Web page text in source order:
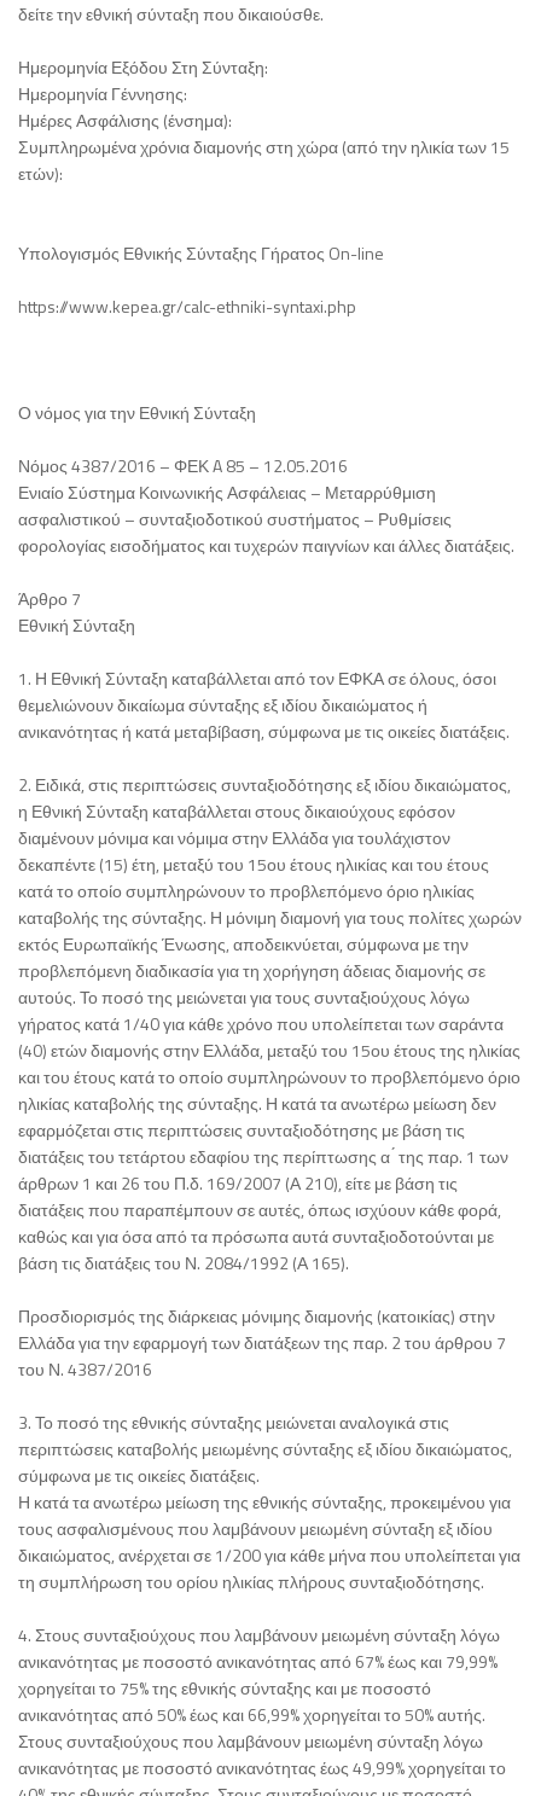
δείτε την εθνική σύνταξη που δικαιούσθε.
Ημερομηνία Εξόδου Στη Σύνταξη:
Ημερομηνία Γέννησης:
Ημέρες Ασφάλισης (ένσημα):
Συμπληρωμένα χρόνια διαμονής στη χώρα (από την ηλικία των 15
ετών):
Υπολογισμός Εθνικής Σύνταξης Γήρατος On-line
https://www.kepea.gr/calc-ethniki-syntaxi.php
Ο νόμος για την Εθνική Σύνταξη
Νόμος 4387/2016 – ΦΕΚ A 85 – 12.05.2016
Ενιαίο Σύστημα Κοινωνικής Ασφάλειας – Μεταρρύθμιση
ασφαλιστικού – συνταξιοδοτικού συστήματος – Ρυθμίσεις
φορολογίας εισοδήματος και τυχερών παιγνίων και άλλες διατάξεις.
Άρθρο 7
Εθνική Σύνταξη
1. Η Εθνική Σύνταξη καταβάλλεται από τον ΕΦΚΑ σε όλους, όσοι
θεμελιώνουν δικαίωμα σύνταξης εξ ιδίου δικαιώματος ή
ανικανότητας ή κατά μεταβίβαση, σύμφωνα με τις οικείες διατάξεις.
2. Ειδικά, στις περιπτώσεις συνταξιοδότησης εξ ιδίου δικαιώματος,
η Εθνική Σύνταξη καταβάλλεται στους δικαιούχους εφόσον
διαμένουν μόνιμα και νόμιμα στην Ελλάδα για τουλάχιστον
δεκαπέντε (15) έτη, μεταξύ του 15ου έτους ηλικίας και του έτους
κατά το οποίο συμπληρώνουν το προβλεπόμενο όριο ηλικίας
καταβολής της σύνταξης. Η μόνιμη διαμονή για τους πολίτες χωρών
εκτός Ευρωπαϊκής Ένωσης, αποδεικνύεται, σύμφωνα με την
προβλεπόμενη διαδικασία για τη χορήγηση άδειας διαμονής σε
αυτούς. Το ποσό της μειώνεται για τους συνταξιούχους λόγω
γήρατος κατά 1/40 για κάθε χρόνο που υπολείπεται των σαράντα
(40) ετών διαμονής στην Ελλάδα, μεταξύ του 15ου έτους της ηλικίας
και του έτους κατά το οποίο συμπληρώνουν το προβλεπόμενο όριο
ηλικίας καταβολής της σύνταξης. Η κατά τα ανωτέρω μείωση δεν
εφαρμόζεται στις περιπτώσεις συνταξιοδότησης με βάση τις
διατάξεις του τετάρτου εδαφίου της περίπτωσης α ́ της παρ. 1 των
άρθρων 1 και 26 του Π.δ. 169/2007 (Α 210), είτε με βάση τις
διατάξεις που παραπέμπουν σε αυτές, όπως ισχύουν κάθε φορά,
καθώς και για όσα από τα πρόσωπα αυτά συνταξιοδοτούνται με
βάση τις διατάξεις του Ν. 2084/1992 (Α 165).
Προσδιορισμός της διάρκειας μόνιμης διαμονής (κατοικίας) στην
Ελλάδα για την εφαρμογή των διατάξεων της παρ. 2 του άρθρου 7
του Ν. 4387/2016
3. Το ποσό της εθνικής σύνταξης μειώνεται αναλογικά στις
περιπτώσεις καταβολής μειωμένης σύνταξης εξ ιδίου δικαιώματος,
σύμφωνα με τις οικείες διατάξεις.
Η κατά τα ανωτέρω μείωση της εθνικής σύνταξης, προκειμένου για
τους ασφαλισμένους που λαμβάνουν μειωμένη σύνταξη εξ ιδίου
δικαιώματος, ανέρχεται σε 1/200 για κάθε μήνα που υπολείπεται για
τη συμπλήρωση του ορίου ηλικίας πλήρους συνταξιοδότησης.
4. Στους συνταξιούχους που λαμβάνουν μειωμένη σύνταξη λόγω
ανικανότητας με ποσοστό ανικανότητας από 67% έως και 79,99%
χορηγείται το 75% της εθνικής σύνταξης και με ποσοστό
ανικανότητας από 50% έως και 66,99% χορηγείται το 50% αυτής.
Στους συνταξιούχους που λαμβάνουν μειωμένη σύνταξη λόγω
ανικανότητας με ποσοστό ανικανότητας έως 49,99% χορηγείται το